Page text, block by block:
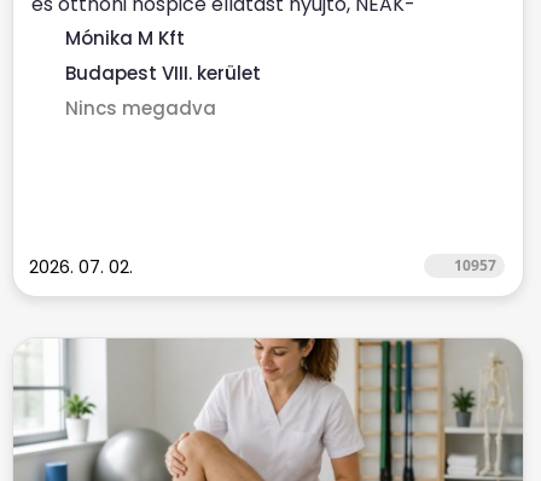
finanszírozott...
Mónika M Kft
Budapest VIII. kerület
Nincs megadva
2026. 07. 02. 10957